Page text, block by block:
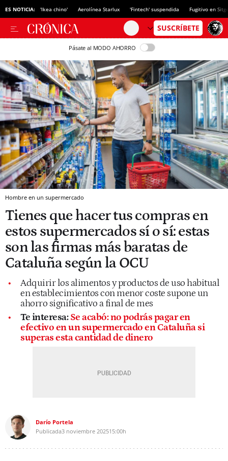
ES NOTICIA: 'Ikea chino' Aerolínea Starlux 'Fintech' suspendida Fugitivo en
Pásate al MODO AHORRO
Hombre en un supermercado
Tienes que hacer tus compras en
estos supermercados sí o sí: estas
son las firmas más baratas de
Cataluña según la OCU
Adquirir los alimentos y productos de uso habitual
en establecimientos con menor coste supone un
ahorro significativo a final de mes
Te interesa:Se acabó: no podrás pagar en
efectivo en un supermercado en Cataluña si
superas esta cantidad de dinero
Darío Portela
Publicada3 noviembre 202515:00h